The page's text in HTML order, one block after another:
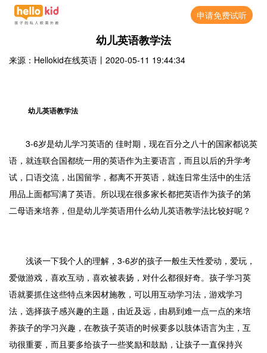
申请免费试听
幼儿英语教学法
来源：Hellokid在线英语 丨 2020-05-11 19:44:34
幼儿英语教学法
3-6岁是幼儿学习英语的 佳时期，现在百分之八十的国家都说英
语，就连联合国都统一用的英语作为主要语言，而且以后的升学考
试，口语交流，出国留学，都离不开英语，就连日常生活中的生活
用品上面都写满了英语。所以现在很多家长都把英语作为孩子的第
二母语来培养，但是幼儿学英语用什么幼儿英语教学法比较好呢？
浅谈一下我个人的理解，3-6岁的孩子一般生天性爱动，爱玩，
爱做游戏，喜欢互动，喜欢被表扬，对什么都很好奇。孩子学习英
语就要抓住这些特点来因材施教，可以用互动学习法，游戏学习
法，选择孩子感兴趣的主题，由近及远，由易到难一点一点的来培
养孩子的学习兴趣，在教孩子英语的时候要多以肢体语言为主，互
动很重要，而且要多给孩子一些奖励和鼓励，让孩子一直保持兴